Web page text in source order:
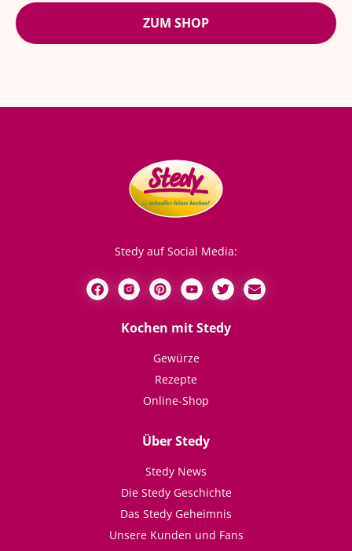
ZUM SHOP
Stedy auf Social Media:
Kochen mit Stedy
Gewürze
Rezepte
Online-Shop
Über Stedy
Stedy News
Die Stedy Geschichte
Das Stedy Geheimnis
Unsere Kunden und Fans